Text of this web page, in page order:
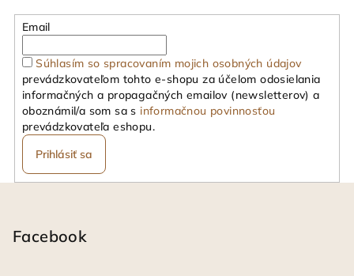
Email
Súhlasím so spracovaním mojich osobných údajov
prevádzkovateľom tohto e-shopu za účelom odosielania
informačných a propagačných emailov (newsletterov) a
oboznámil/a som sa s informačnou povinnosťou
prevádzkovateľa eshopu.
Prihlásiť sa
Facebook